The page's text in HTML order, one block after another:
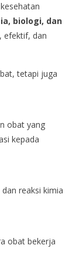
biologi, dan
efektif, dan
tetapi juga
obat yang
kepada
reaksi kimia
obat bekerja